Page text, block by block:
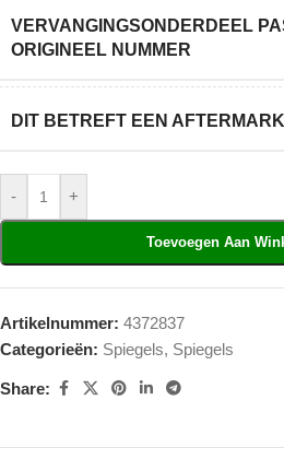
VERVANGINGSONDERDEEL
ORIGINEEL NUMMER
DIT BETREFT EEN
- +
Toevoegen Aan
Artikelnummer: 4372837
Categorieën: Spiegels, Spiegels
Share: